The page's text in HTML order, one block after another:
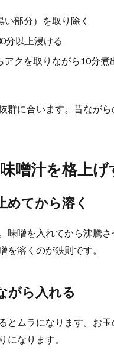
部分）を取り除く
分以上浸ける
アクを取りながら10分煮
群に合います。昔なが
噌汁を格上
てから溶く
味噌を入れてから沸騰
を溶くのが鉄則です。
がら入れる
とムラになります。お
になります。